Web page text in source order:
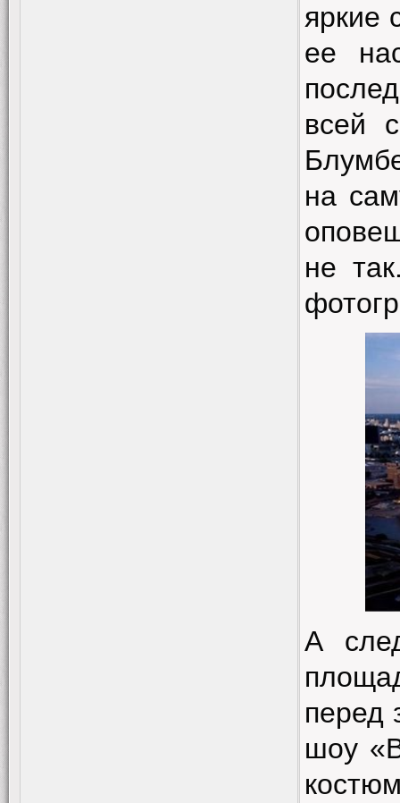
яркие
ее
всей
на
не
А
перед
шоу